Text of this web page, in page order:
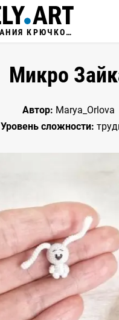
СХЕМЫ ВЯЗАНИЯ КРЮЧКОМ
Микро
Автор: Marya_Orlova
Уровень сложности: